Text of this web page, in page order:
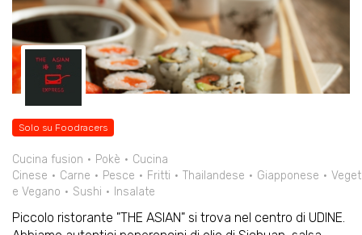
Solo su Foodracers
Cucina fusion Pokè
Cucina
Cinese
Carne Pesce Fritti Thailandese Giapponese
e Vegano
Sushi Insalate
Piccolo ristorante "THE ASIAN" si trova nel centro di UDINE.